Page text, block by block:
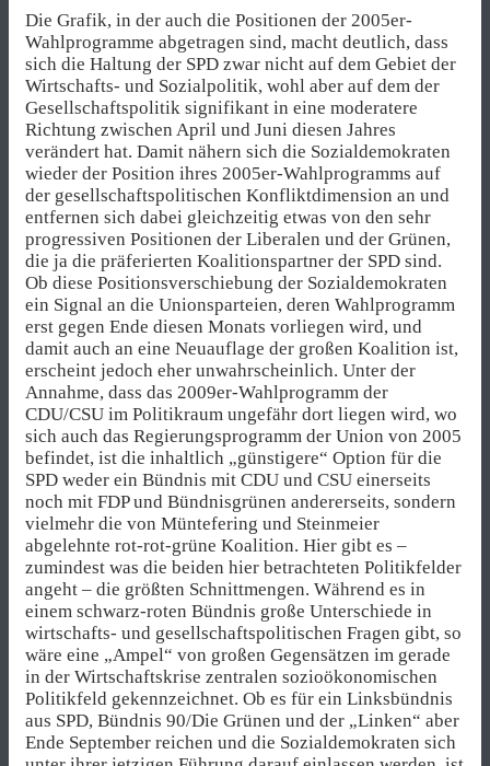
Die Grafik, in der auch die Positionen der 2005er-
Wahlprogramme abgetragen sind, macht deutlich, dass
sich die Haltung der SPD zwar nicht auf dem Gebiet der
Wirtschafts- und Sozialpolitik, wohl aber auf dem der
Gesellschaftspolitik signifikant in eine moderatere
Richtung zwischen April und Juni diesen Jahres
verändert hat. Damit nähern sich die Sozialdemokraten
wieder der Position ihres 2005er-Wahlprogramms auf
der gesellschaftspolitischen Konfliktdimension an und
entfernen sich dabei gleichzeitig etwas von den sehr
progressiven Positionen der Liberalen und der Grünen,
die ja die präferierten Koalitionspartner der SPD sind.
Ob diese Positionsverschiebung der Sozialdemokraten
ein Signal an die Unionsparteien, deren Wahlprogramm
erst gegen Ende diesen Monats vorliegen wird, und
damit auch an eine Neuauflage der großen Koalition ist,
erscheint jedoch eher unwahrscheinlich. Unter der
Annahme, dass das 2009er-Wahlprogramm der
CDU/CSU im Politikraum ungefähr dort liegen wird, wo
sich auch das Regierungsprogramm der Union von 2005
befindet, ist die inhaltlich „günstigere“ Option für die
SPD weder ein Bündnis mit CDU und CSU einerseits
noch mit FDP und Bündnisgrünen andererseits, sondern
vielmehr die von Müntefering und Steinmeier
abgelehnte rot-rot-grüne Koalition. Hier gibt es –
zumindest was die beiden hier betrachteten Politikfelder
angeht – die größten Schnittmengen. Während es in
einem schwarz-roten Bündnis große Unterschiede in
wirtschafts- und gesellschaftspolitischen Fragen gibt, so
wäre eine „Ampel“ von großen Gegensätzen im gerade
in der Wirtschaftskrise zentralen sozioökonomischen
Politikfeld gekennzeichnet. Ob es für ein Linksbündnis
aus SPD, Bündnis 90/Die Grünen und der „Linken“ aber
Ende September reichen und die Sozialdemokraten sich